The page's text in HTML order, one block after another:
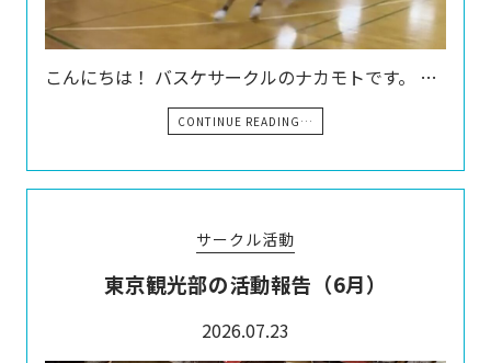
こんにちは！ バスケサークルのナカモトです。 …
CONTINUE READING…
サークル活動
東京観光部の活動報告（6月）
2026.07.23